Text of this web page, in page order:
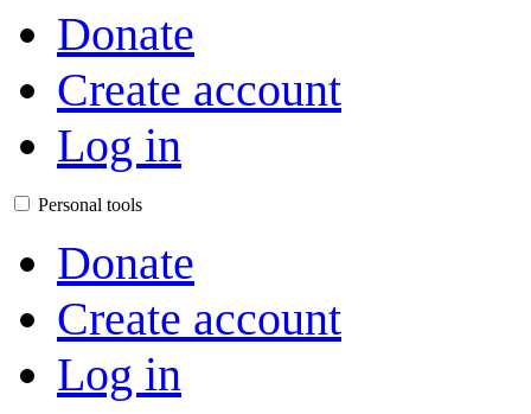
Donate
Create account
Log in
Personal tools
Donate
Create account
Log in